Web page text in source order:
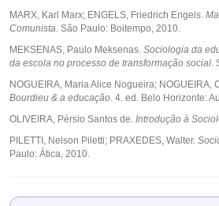
MARX, Karl Marx; ENGELS, Friedrich Engels.
Comunista. São Paulo: Boitempo, 2010.
MEKSENAS, Paulo Meksenas. Sociologia da
da escola no processo de transformação social.
NOGUEIRA, Maria Alice Nogueira; NOGUEIRA,
Bourdieu & a educação. 4. ed. Belo Horizonte:
OLIVEIRA, Pérsio Santos de. Introdução à
PILETTI, Nelson Piletti; PRAXEDES, Walter.
Paulo: Ática, 2010.